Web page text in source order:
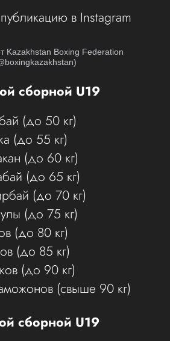
в Instagram
Kazakhstan Boxing Federation
сборной U19
(до 50 кг)
(до 55 кг)
(до 60 кг)
(до 65 кг)
(до 70 кг)
(до 75 кг)
(до 80 кг)
(до 85 кг)
(до 90 кг)
(свыше 90 кг)
сборной U19